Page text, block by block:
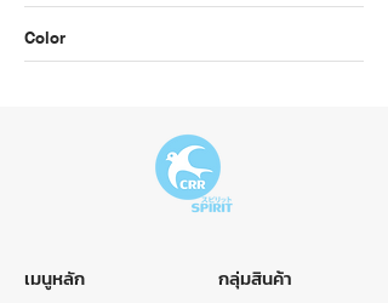
Color
เมนูหลัก กลุ่มสินค้า